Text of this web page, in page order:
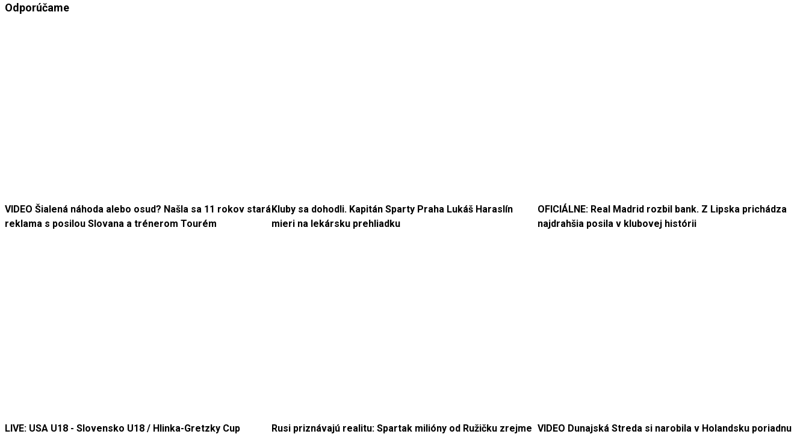
Odporúčame
VIDEO Šialená náhoda alebo osud? Našla sa 11 rokov stará
reklama s posilou Slovana a trénerom Tourém
Kluby sa dohodli. Kapitán Sparty Praha Lukáš Haraslín
mieri na lekársku prehliadku
OFICIÁLNE: Real Madrid rozbil bank. Z Lipska prichádza
najdrahšia posila v klubovej histórii
LIVE: USA U18 - Slovensko U18 / Hlinka-Gretzky Cup
Rusi priznávajú realitu: Spartak milióny od Ružičku zrejme VIDEO Dunajská Streda si narobila v Holandsku poriadnu